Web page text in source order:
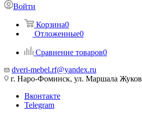
Войти
Корзина0
Отложенные0
Сравнение товаров0
dveri-mebel.rf@yandex.ru
г. Наро-Фоминск, ул. Маршала
Вконтакте
Telegram